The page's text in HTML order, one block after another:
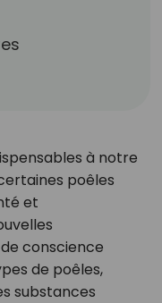
à notre
poêles
et
conscience
de poêles,
substances